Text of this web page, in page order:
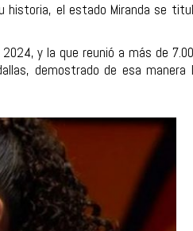
historia, el estado Miranda se
y la que reunió a más de
demostrado de esa manera